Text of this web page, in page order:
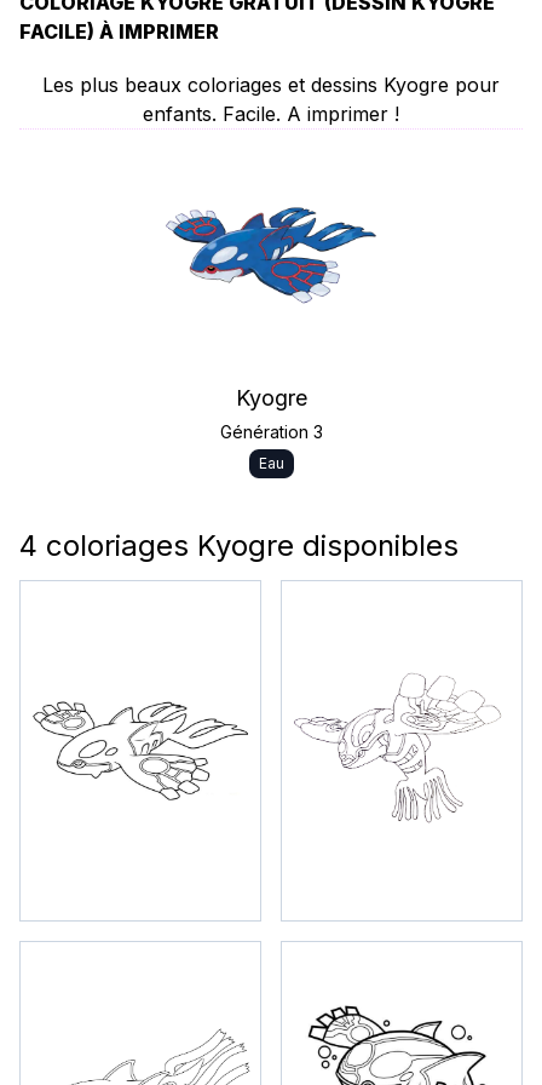
FACILE) À IMPRIMER
Les plus beaux coloriages et dessins Kyogre pour
enfants. Facile. A imprimer !
Kyogre
Génération 3
Eau
4 coloriages Kyogre disponibles